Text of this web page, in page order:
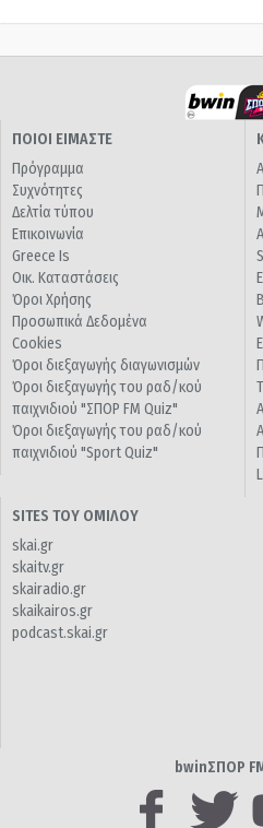
ΠΟΙΟΙ ΕΙΜΑΣΤΕ
Πρόγραμμα
Συχνότητες
Δελτία τύπου
Επικοινωνία
Greece Is
Οικ. Καταστάσεις
Όροι Χρήσης
Προσωπικά Δεδομένα
Cookies
Όροι διεξαγωγής διαγωνισμών
Όροι διεξαγωγής του ραδ/κού
παιχνιδιού "ΣΠΟΡ FM Quiz"
Όροι διεξαγωγής του ραδ/κού
παιχνιδιού "Sport Quiz"
SITES ΤΟΥ ΟΜΙΛΟΥ
skai.gr
skaitv.gr
skairadio.gr
skaikairos.gr
podcast.skai.gr
bwinΣΠΟΡ